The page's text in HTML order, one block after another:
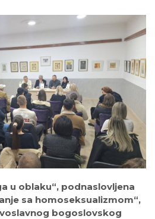
u oblaku“, podnaslovljena
sa homoseksualizmom“,
bogoslovskog